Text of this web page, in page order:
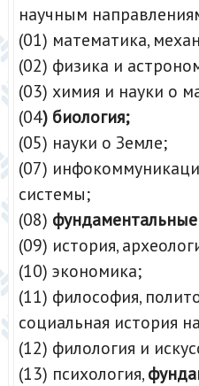
научным
(01) математика,
(02) физика и
(03) химия и науки о
(04) биология;
(05) науки о Земле;
(07)
системы;
(08)
(09) история,
(10) экономика;
(11) философия,
социальная история
(12) филология и
(13) психология,